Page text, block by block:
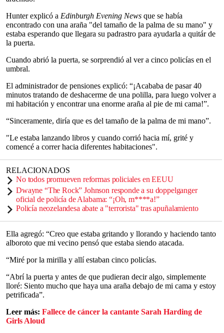
Hunter explicó a Edinburgh Evening News que se había
encontrado con una araña "del tamaño de la palma de su mano" y
estaba esperando que llegara su padrastro para ayudarla a quitár de
la puerta.
Cuando abrió la puerta, se sorprendió al ver a cinco policías en el
umbral.
El administrador de pensiones explicó: “¡Acababa de pasar 40
minutos tratando de deshacerme de una polilla, para luego volver a
mi habitación y encontrar una enorme araña al pie de mi cama!”.
“Sinceramente, diría que es del tamaño de la palma de mi mano”.
"Le estaba lanzando libros y cuando corrió hacia mí, grité y
comencé a correr hacia diferentes habitaciones".
RELACIONADOS
No todos promueven reformas policiales en EEUU
Dwayne “The Rock” Johnson responde a su doppelganger
oficial de policía de Alabama: “¡Oh, m****a!”
Policía neozelandesa abate a "terrorista" tras apuñalamiento
Ella agregó: “Creo que estaba gritando y llorando y haciendo tanto
alboroto que mi vecino pensó que estaba siendo atacada.
“Miré por la mirilla y allí estaban cinco policías.
“Abrí la puerta y antes de que pudieran decir algo, simplemente
lloré: Siento mucho que haya una araña debajo de mi cama y estoy
petrificada”.
Leer más: Fallece de cáncer la cantante Sarah Harding de
Girls Aloud